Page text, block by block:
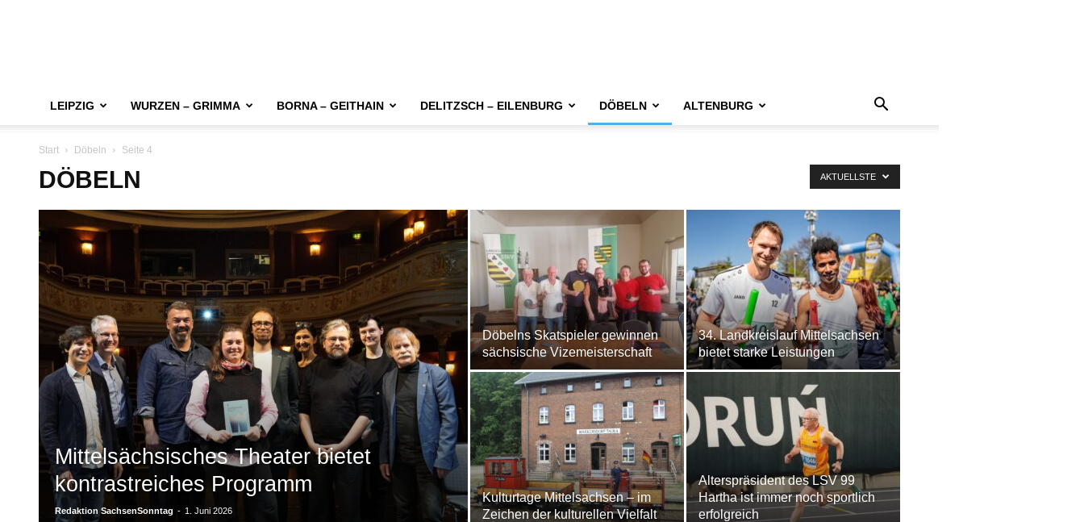
LEIPZIG WURZEN – GRIMMA BORNA – GEITHAIN DELITZSCH – EILENBURG DÖBELN ALTENBURG
Start Döbeln Seite 4
DÖBELN AKTUELLSTE
Mittelsächsisches Theater bietet
kontrastreiches Programm
Redaktion SachsenSonntag - 1. Juni 2026
Döbelns Skatspieler gewinnen
sächsische Vizemeisterschaft
34. Landkreislauf Mittelsachsen
bietet starke Leistungen
Kulturtage Mittelsachsen – im
Zeichen der kulturellen Vielfalt
Alterspräsident des LSV 99
Hartha ist immer noch sportlich
erfolgreich